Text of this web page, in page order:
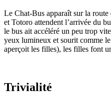
Le Chat-Bus apparaît sur la
et Totoro attendent l’arrivée du
le bus ait accéléré un peu trop
yeux lumineux et sourit comme
aperçoit les filles), les filles font
Trivialité